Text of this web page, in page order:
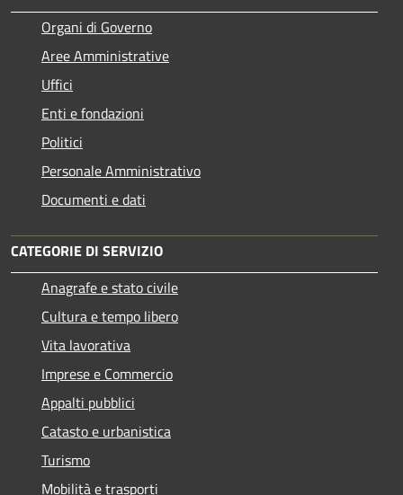
Organi di Governo
Aree Amministrative
Uffici
Enti e fondazioni
Politici
Personale Amministrativo
Documenti e dati
CATEGORIE DI SERVIZIO
Anagrafe e stato civile
Cultura e tempo libero
Vita lavorativa
Imprese e Commercio
Appalti pubblici
Catasto e urbanistica
Turismo
Mobilità e trasporti